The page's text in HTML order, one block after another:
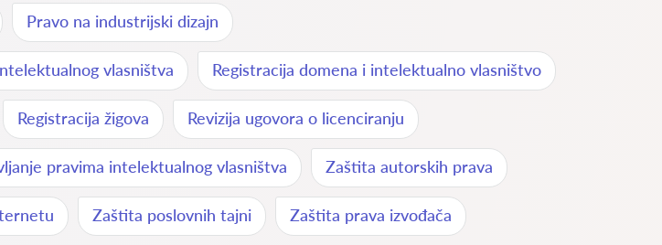
Pravo na industrijski dizajn
vlasništva Registracija domena i intelektualno vlasništvo
Registracija žigova Revizija ugovora o licenciranju
pravima intelektualnog vlasništva Zaštita autorskih prava
Zaštita poslovnih tajni Zaštita prava izvođača